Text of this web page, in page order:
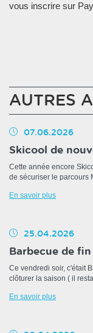
vous inscrire sur
AUTRES
07.06.2026
Skicool de
Cette année encore
de sécuriser le parcours
En savoir plus
25.04.2026
Barbecue de
Ce vendredi soir, c'était
clôturer la saison ( il
En savoir plus